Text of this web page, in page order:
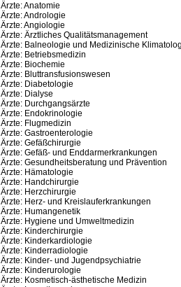
Ärzte: Anatomie
Ärzte: Andrologie
Ärzte: Angiologie
Ärzte: Ärztliches Qualitätsmanagement
Ärzte: Balneologie und Medizinische
Ärzte: Betriebsmedizin
Ärzte: Biochemie
Ärzte: Bluttransfusionswesen
Ärzte: Diabetologie
Ärzte: Dialyse
Ärzte: Durchgangsärzte
Ärzte: Endokrinologie
Ärzte: Flugmedizin
Ärzte: Gastroenterologie
Ärzte: Gefäßchirurgie
Ärzte: Gefäß- und Enddarmerkrankungen
Ärzte: Gesundheitsberatung und Prävention
Ärzte: Hämatologie
Ärzte: Handchirurgie
Ärzte: Herzchirurgie
Ärzte: Herz- und Kreislauferkrankungen
Ärzte: Humangenetik
Ärzte: Hygiene und Umweltmedizin
Ärzte: Kinderchirurgie
Ärzte: Kinderkardiologie
Ärzte: Kinderradiologie
Ärzte: Kinder- und Jugendpsychiatrie
Ärzte: Kinderurologie
Ärzte: Kosmetisch-ästhetische Medizin